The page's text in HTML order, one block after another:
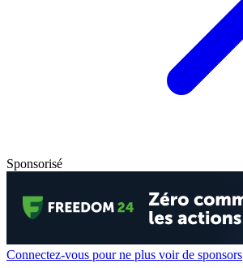
Sponsorisé
Connectez-vous pour ne plus voir de sponsors